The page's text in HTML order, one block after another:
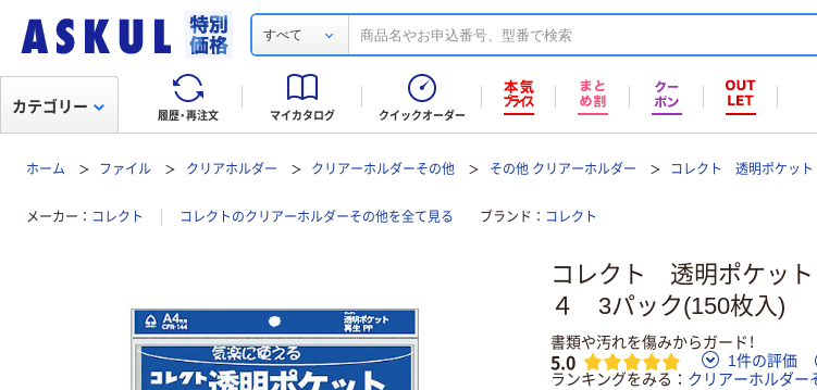
すべて
履歴・再注文 マイカタログ クイックオーダー
カテゴリー
ホーム ファイル クリアホルダー クリアーホルダーその他 その他 クリアーホルダー コレクト 透明ポケッ
メーカー コレクト コレクトのクリアーホルダーその他を全て見る ブランド コレクト
コレクト 透明ポケッ
４ 3パック(150枚入)
書類や汚れを傷みからガード！
5.0 1件の評価
ランキングをみる
クリアーホルダー